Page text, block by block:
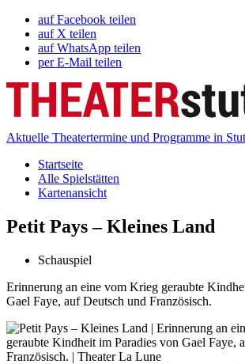
auf Facebook teilen
auf X teilen
auf WhatsApp teilen
per E-Mail teilen
Aktuelle Theatertermine und Programme in
Startseite
Alle Spielstätten
Kartenansicht
Petit Pays – Kleines Land
Schauspiel
Erinnerung an eine vom Krieg geraubte
Gael Faye, auf Deutsch und Französisch.